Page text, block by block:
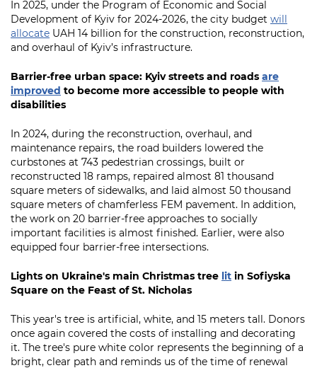
In 2025, under the Program of Economic and Social
Development of Kyiv for 2024-2026, the city budget will
allocate UAH 14 billion for the construction, reconstruction,
and overhaul of Kyiv’s infrastructure.
Barrier-free urban space: Kyiv streets and roads are
improved to become more accessible to people with
disabilities
In 2024, during the reconstruction, overhaul, and
maintenance repairs, the road builders lowered the
curbstones at 743 pedestrian crossings, built or
reconstructed 18 ramps, repaired almost 81 thousand
square meters of sidewalks, and laid almost 50 thousand
square meters of chamferless FEM pavement. In addition,
the work on 20 barrier-free approaches to socially
important facilities is almost finished. Earlier, were also
equipped four barrier-free intersections.
Lights on Ukraine's main Christmas tree lit in Sofiyska
Square on the Feast of St. Nicholas
This year's tree is artificial, white, and 15 meters tall. Donors
once again covered the costs of installing and decorating
it. The tree's pure white color represents the beginning of a
bright, clear path and reminds us of the time of renewal